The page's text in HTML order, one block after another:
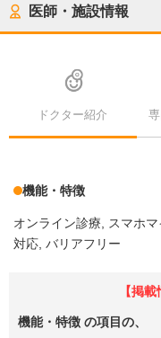
医師・施設情報
ドクター紹介
機能・特徴
オンライン診療 スマホ
対応 バリアフリー
【掲
機能・特徴 の項目の、